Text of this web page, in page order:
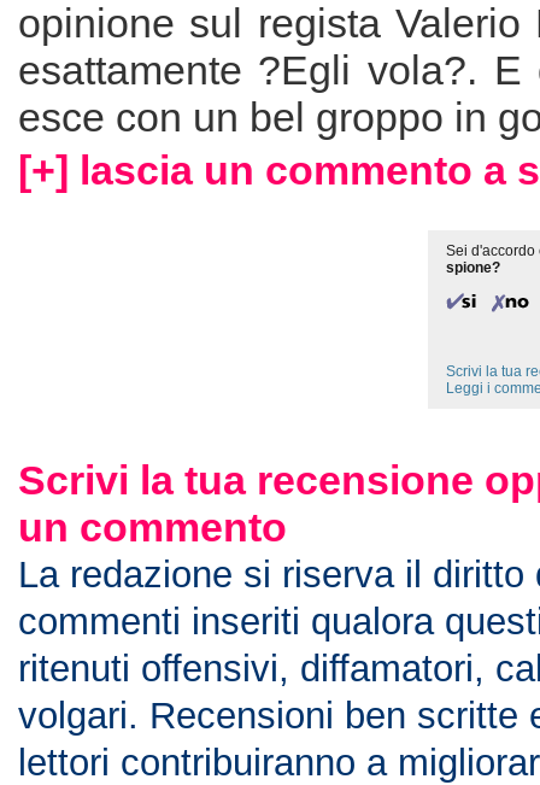
opinione sul regista Valerio
esattamente ?Egli vola?.
esce con un bel groppo in
[+] lascia un commento a
Sei d'accordo
spione?
Scrivi la tua
Leggi i
Scrivi la tua recensione
un commento
La redazione si riserva il diritto
commenti inseriti qualora
ritenuti offensivi, diffamatori,
volgari. Recensioni ben scritte
lettori contribuiranno a